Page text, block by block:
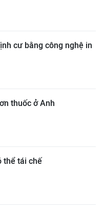
cư bằng công nghệ in
thuốc ở Anh
thể tái chế